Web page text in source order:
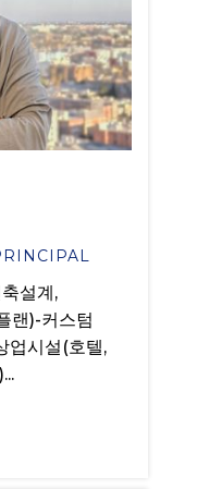
설계,
랜)-커스텀
업시설(호텔,